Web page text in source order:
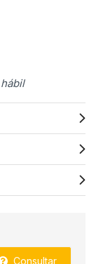
Consultar